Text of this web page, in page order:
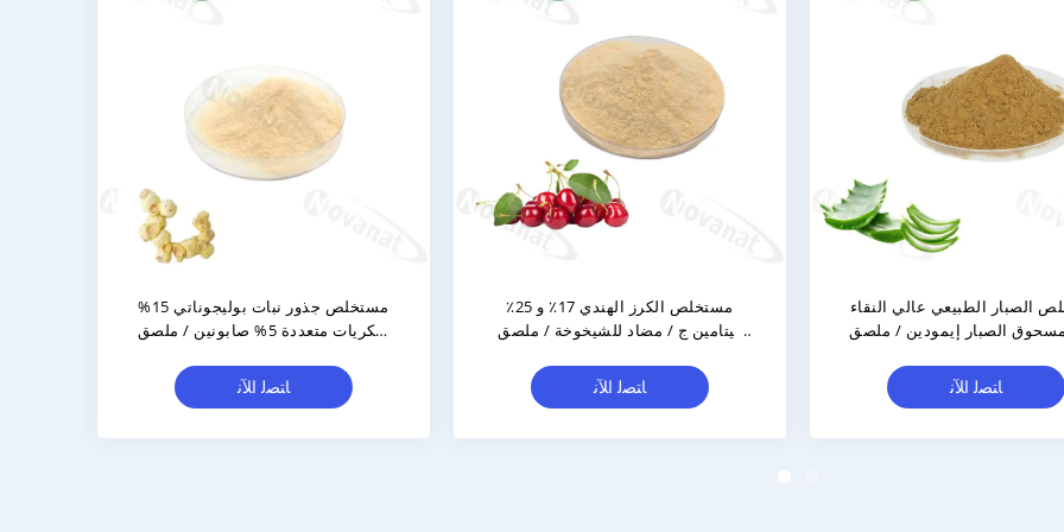
فيتامين ج / مضاد للشيخوخة / ملصق
ﺎﺘﺼﻟ ﺍﻶﻧ
مستخلص الصبار الطبيعي عالي النقاء
95% مسحوق الصبار إيمودين / ملصق
ﺎﺘﺼﻟ ﺍﻶﻧ
Ziziphi Seed Extract / Clean Label /
ﺎﺘﺼﻟ ﺍﻶﻧ